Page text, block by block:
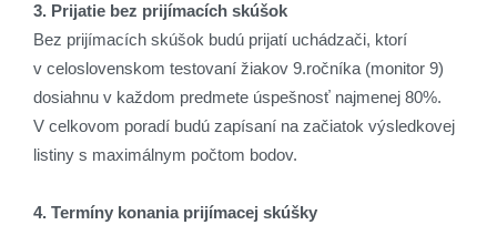
3. Prijatie bez prijímacích skúšok
Bez prijímacích skúšok budú prijatí uchádzači, ktorí
v celoslovenskom testovaní žiakov 9.ročníka (monitor 9)
dosiahnu v každom predmete úspešnosť najmenej 80%.
V celkovom poradí budú zapísaní na začiatok výsledkovej
listiny s maximálnym počtom bodov.
4. Termíny konania prijímacej skúšky